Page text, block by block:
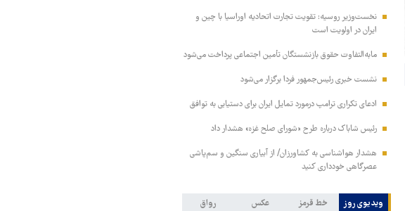
نخست‌وزیر روسیه:‌ تقویت تجارت اتحادیه اوراسیا با چین و
ایران در اولویت است
مابه‌التفاوت حقوق بازنشستگان تأمین اجتماعی پرداخت می‌شود
نشست خبری رئیس‌جمهور فردا برگزار می‌شود
ادعای تکراری ترامپ درمورد تمایل ایران برای دستیابی به توافق
رئیس شاباک درباره طرح «شورای صلح غزه» هشدار داد
هشدار هواشناسی به کشاورزان/ از آبیاری سنگین و سم‌پاشی
عصرگاهی خودداری کنید
ویدیوی روز خط قرمز عکس رواق